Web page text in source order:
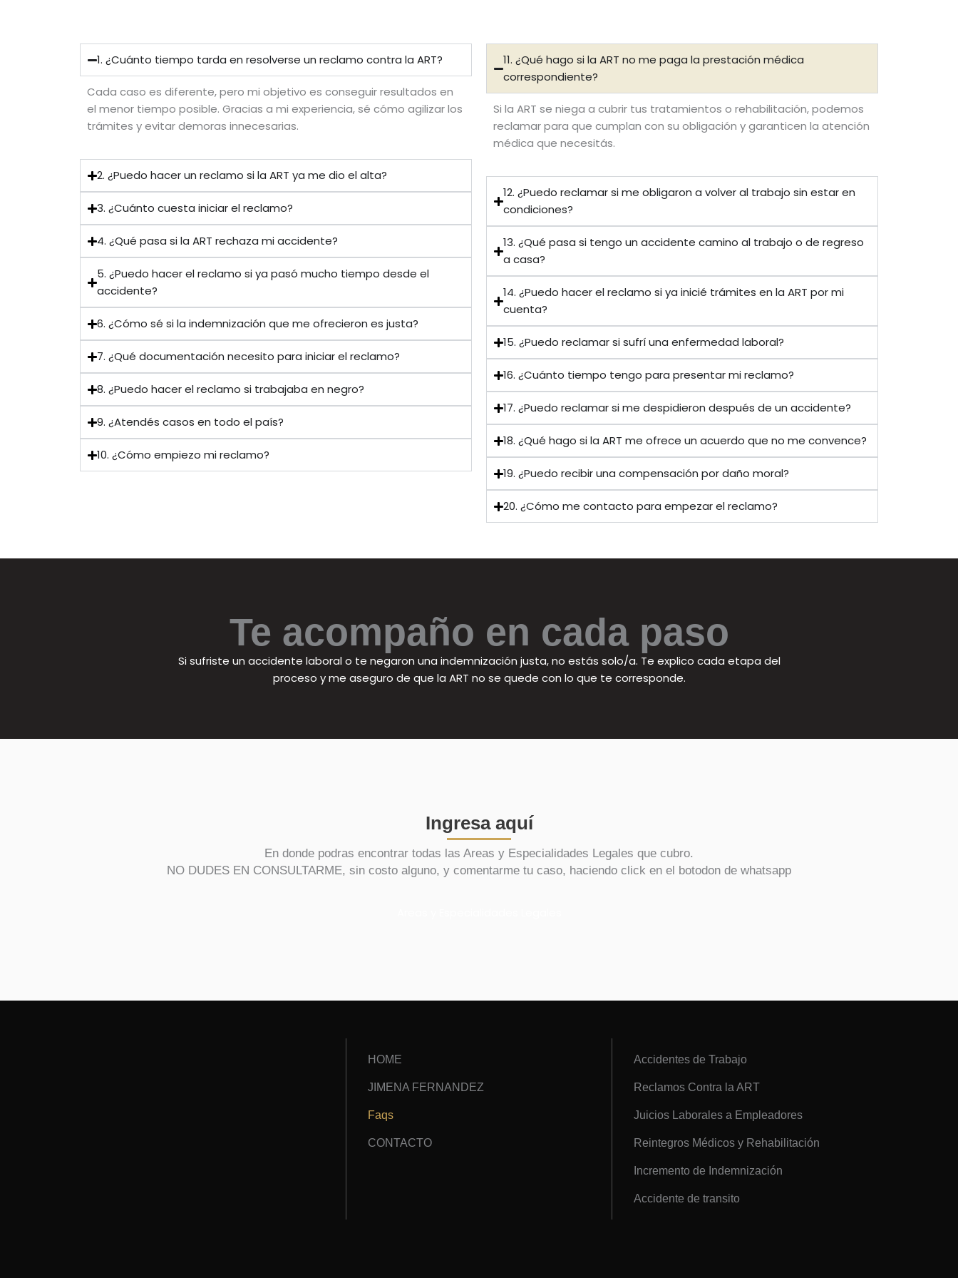
1. ¿Cuánto tiempo tarda en resolverse un reclamo contra la ART?
Cada caso es diferente, pero mi objetivo es conseguir resultados en
el menor tiempo posible. Gracias a mi experiencia, sé cómo agilizar los
trámites y evitar demoras innecesarias.
2. ¿Puedo hacer un reclamo si la ART ya me dio el alta?
3. ¿Cuánto cuesta iniciar el reclamo?
4. ¿Qué pasa si la ART rechaza mi accidente?
5. ¿Puedo hacer el reclamo si ya pasó mucho tiempo desde el
accidente?
6. ¿Cómo sé si la indemnización que me ofrecieron es justa?
7. ¿Qué documentación necesito para iniciar el reclamo?
8. ¿Puedo hacer el reclamo si trabajaba en negro?
9. ¿Atendés casos en todo el país?
10. ¿Cómo empiezo mi reclamo?
11. ¿Qué hago si la ART no me paga la prestación médica
correspondiente?
Si la ART se niega a cubrir tus tratamientos o rehabilitación, podemos
reclamar para que cumplan con su obligación y garanticen la atención
médica que necesitás.
12. ¿Puedo reclamar si me obligaron a volver al trabajo sin estar en
condiciones?
13. ¿Qué pasa si tengo un accidente camino al trabajo o de regreso
a casa?
14. ¿Puedo hacer el reclamo si ya inicié trámites en la ART por mi
cuenta?
15. ¿Puedo reclamar si sufrí una enfermedad laboral?
16. ¿Cuánto tiempo tengo para presentar mi reclamo?
17. ¿Puedo reclamar si me despidieron después de un accidente?
18. ¿Qué hago si la ART me ofrece un acuerdo que no me convence?
19. ¿Puedo recibir una compensación por daño moral?
20. ¿Cómo me contacto para empezar el reclamo?
Te acompaño en cada paso
Si sufriste un accidente laboral o te negaron una indemnización justa, no estás solo/a. Te explico cada etapa del
proceso y me aseguro de que la ART no se quede con lo que te corresponde.
Ingresa aquí
En donde podras encontrar todas las Areas y Especialidades Legales que cubro.
NO DUDES EN CONSULTARME, sin costo alguno, y comentarme tu caso, haciendo click en el botodon de whatsapp
HOME
JIMENA FERNANDEZ
Faqs
CONTACTO
Accidentes de Trabajo
Reclamos Contra la ART
Juicios Laborales a Empleadores
Reintegros Médicos y Rehabilitación
Incremento de Indemnización
Accidente de transito